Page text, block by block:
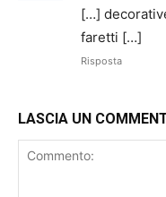
[…]
faretti […]
Risposta
LASCIA UN